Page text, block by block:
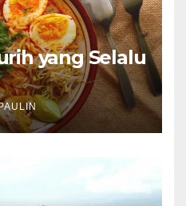
yang Selalu